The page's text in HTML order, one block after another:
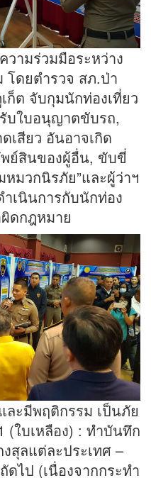
ามร่วมมือระหว่าง
โดยตำรวจ สภ.ป่า
ก็ต จับกุมนักท่องเที่ยว
บใบอนุญาตขับรถ,
เสียว อันอาจเกิด
ย์สินของผู้อื่น, ขับขี่
มวกนิรภัย”และผู้ว่าฯ
เนินการกับนักท่อง
ดกฎหมาย
ะมีพฤติกรรม เป็นภัย
(ใบเหลือง) : ทำบันทึก
สุลแต่ละประเทศ –
ไป (เนื่องจากกระทำ